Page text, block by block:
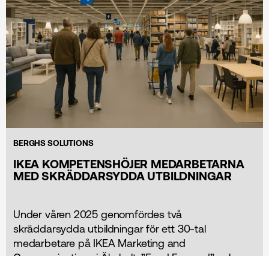
BERGHS SOLUTIONS
IKEA KOMPETENSHÖJER MEDARBETARNA
MED SKRÄDDARSYDDA UTBILDNINGAR
Under våren 2025 genomfördes två
skräddarsydda utbildningar för ett 30-tal
medarbetare på IKEA Marketing and